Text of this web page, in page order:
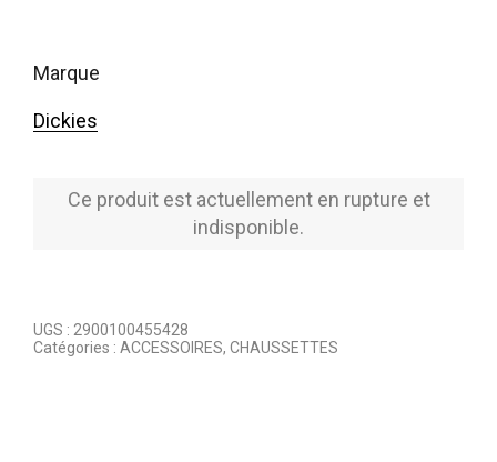
marque
Dickies
Ce produit est actuellement en rupture et
indisponible.
UGS : 2900100455428
Catégories : ACCESSOIRES, CHAUSSETTES